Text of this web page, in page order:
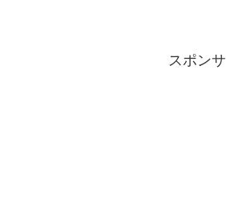
スポン